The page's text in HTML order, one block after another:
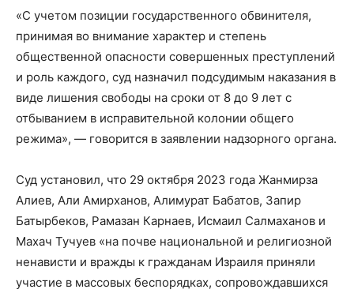
«С учетом позиции государственного обвинителя,
принимая во внимание характер и степень
общественной опасности совершенных преступлений
и роль каждого, суд назначил подсудимым наказания в
виде лишения свободы на сроки от 8 до 9 лет с
отбыванием в исправительной колонии общего
режима», — говорится в заявлении надзорного органа.
Суд установил, что 29 октября 2023 года Жанмирза
Алиев, Али Амирханов, Алимурат Бабатов, Запир
Батырбеков, Рамазан Карнаев, Исмаил Салмаханов и
Махач Тучуев «на почве национальной и религиозной
ненависти и вражды к гражданам Израиля приняли
участие в массовых беспорядках, сопровождавшихся